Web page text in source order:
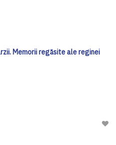
Memorii regăsite ale reginei